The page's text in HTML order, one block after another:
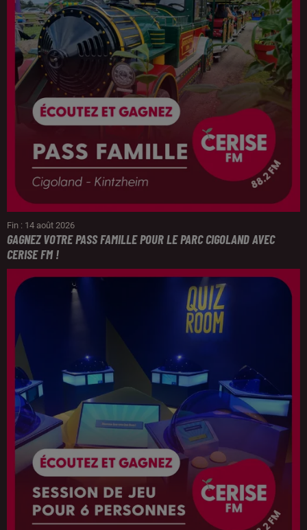
Fin : 14 août 2026
GAGNEZ VOTRE PASS FAMILLE POUR LE PARC CIGOLAND AVEC
CERISE FM !